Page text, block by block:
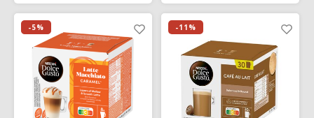
kruidige smaken, heeft een
rijke body en een volle
cremalaag. Geniet van de
smaak van zomerse rode
bessen en de kruidige roze
peper.
balans van geroosterde koffie
aroma's met een hint van
zoete rijpe bramen. Intensiteit
-5% -11%